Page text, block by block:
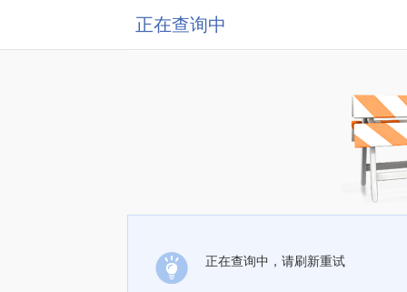
正在查询中
正在查询中，请刷新重试